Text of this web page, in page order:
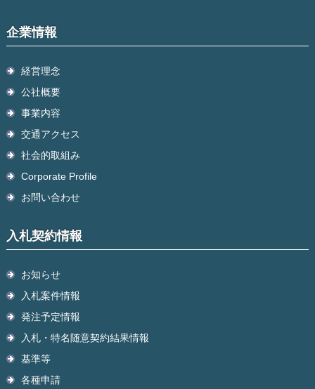
企業情報
経営理念
公社概要
事業内容
交通アクセス
社会的取組み
Corporate Profile
お問い合わせ
入札契約情報
お知らせ
入札案件情報
発注予定情報
入札・特名随意契約結果情報
基準等
各種申請